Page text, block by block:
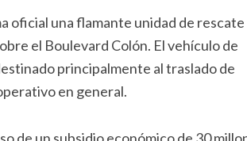
oficial una flamante unidad de rescate
el Boulevard Colón. El vehículo de
principalmente al traslado de
en general.